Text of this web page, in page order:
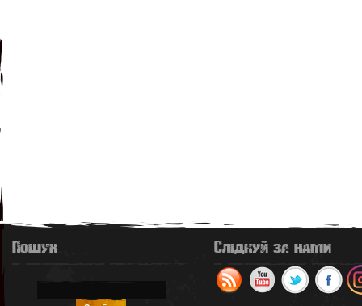
Пошук Слідкуй за нами